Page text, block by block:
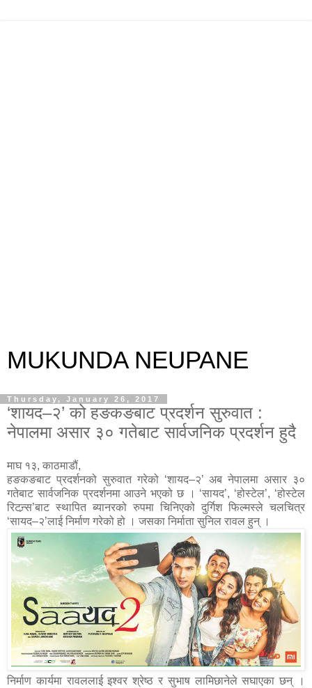
MUKUNDA NEUPANE
Thursday, January 26, 2017
‘शायद–२’ को हङकङबाट प्रदर्शन सुरुवात :
नेपालमा असार ३० गतेबाट सार्वजनिक प्रदर्शन हुदै
माघ १३, काठमाडौं,
हङकङबाट प्रदर्शनको सुरुवात गरेको ‘शायद–२’ अब नेपालमा असार ३०
गतेबाट सार्वजनिक प्रदर्शनमा आउने भएको छ । ‘सायद’, ‘होस्टेल’, ‘होस्टेल
रिटन्र्स’बाट स्थापित ब्यानरको रुपमा चिनिएको दुर्गिश फिल्मस्ले चलचित्र
‘सायद–२’लाई निर्माण गरेको हो । जसका निर्माता सुनिल रावल हुन् ।
निर्माण कार्यमा रावललाई इश्वर श्रेष्ठ र सुभाष लामिछानेले सघाएका छन् ।